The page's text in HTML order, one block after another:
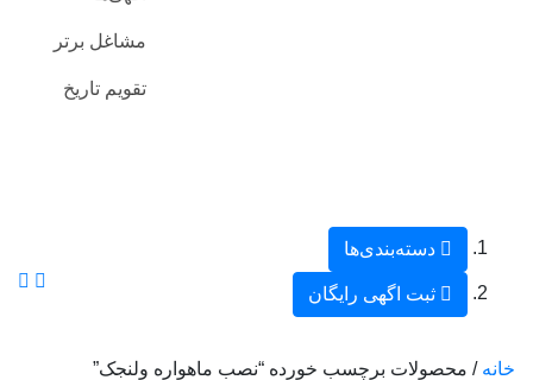
مشاغل برتر
تقویم تاریخ
دسته‌بندی‌ها
ثبت اگهی رایگان
خانه / محصولات برچسب خورده “نصب ماهواره ولنجک”